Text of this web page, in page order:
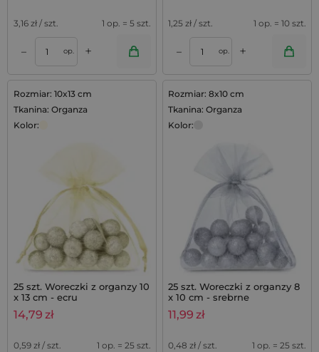
3,16 zł / szt. 1 op. = 5 szt.
– op. +
1,25 zł / szt. 1 op. = 10 szt.
– op. +
Rozmiar: 10x13 cm
Tkanina: Organza
Kolor:
25 szt. Woreczki z organzy 10
x 13 cm - ecru
14,79 zł
0,59 zł / szt. 1 op. = 25 szt.
Rozmiar: 8x10 cm
Tkanina: Organza
Kolor:
25 szt. Woreczki z organzy 8
x 10 cm - srebrne
11,99 zł
0,48 zł / szt. 1 op. = 25 szt.